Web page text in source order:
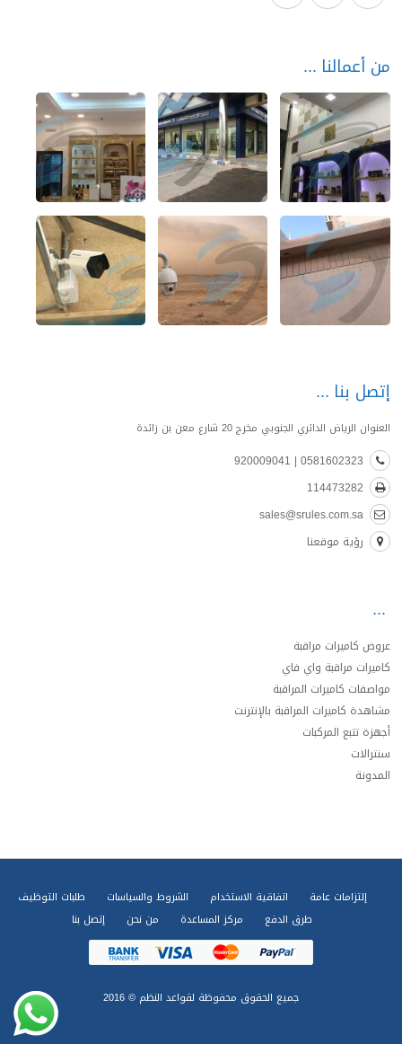
من أعمالنا
إتصل بنا
العنوان الرياض الدائري الجنوبي مخرج 20 شارع معن بن زائدة
0581602323 | 920009041
114473282
sales@srules.com.sa
رؤية موقعنا
عروض كاميرات مراقبة
كاميرات مراقبة واي فاي
مواصفات كاميرات المراقبة
مشاهدة كاميرات المراقبة بالإنترنت
أجهزة تتبع المركبات
سنترالات
المدونة
إلتزامات عامة اتفاقية الاستخدام الشروط والسياسات
طلبات التوظيف
طرق الدفع
مركز المساعدة من نحن إتصل بنا
جميع الحقوق محفوظة لقواعد النظم © 2016